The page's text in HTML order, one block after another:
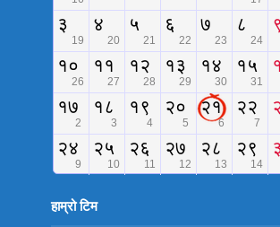
हाम्रो टिम